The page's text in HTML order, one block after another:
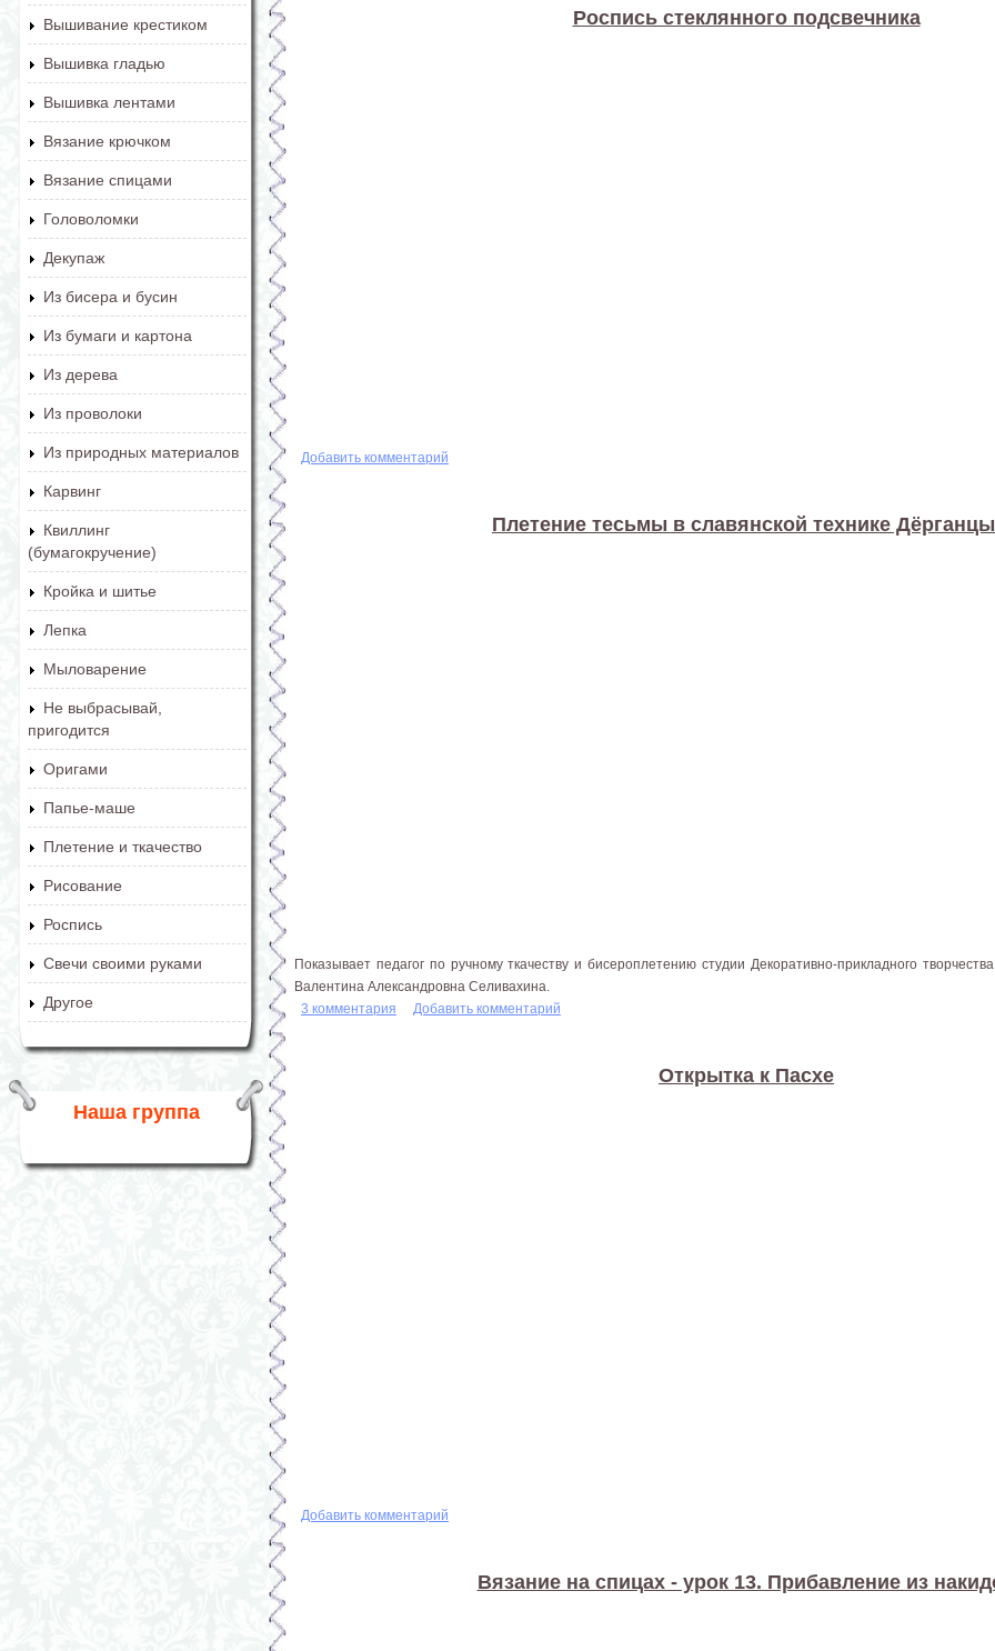
Вышивание крестиком
Вышивка гладью
Вышивка лентами
Вязание крючком
Вязание спицами
Головоломки
Декупаж
Из бисера и бусин
Из бумаги и картона
Из дерева
Из проволоки
Из природных материалов
Карвинг
Квиллинг
(бумагокручение)
Кройка и шитье
Лепка
Мыловарение
Не выбрасывай,
пригодится
Оригами
Папье-маше
Плетение и ткачество
Рисование
Роспись
Свечи своими руками
Другое
Наша группа
Роспись стеклянного подсвечника
Добавить комментарий
Плетение тесьмы в славянской технике
Показывает педагог по ручному ткачеству и бисероплетению студии Декоративно-прикладного
Валентина Александровна Селивахина.
3 комментария
Добавить комментарий
Открытка к Пасхе
Добавить комментарий
Вязание на спицах - урок 13. Прибавление из